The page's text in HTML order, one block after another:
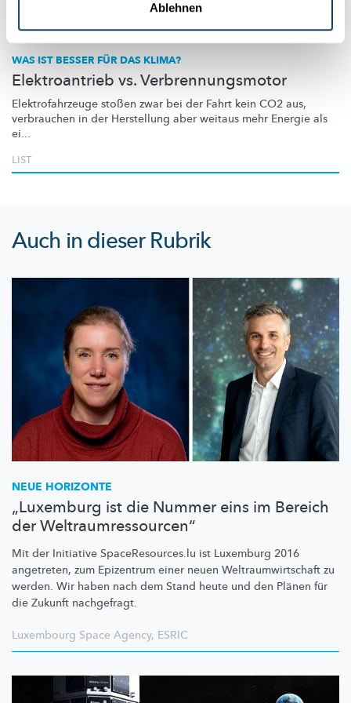
Ablehnen
WAS IST BESSER FÜR DAS KLIMA?
Elektroantrieb vs. Verbrennungsmotor
Elektrofahrzeuge stoßen zwar bei der Fahrt kein CO2 aus,
verbrauchen in der Herstellung aber weitaus mehr Energie als
ei...
LIST
Auch in dieser Rubrik
NEUE HORIZONTE
„Luxemburg ist die Nummer eins im Bereich
der Weltraumressourcen“
Mit der Initiative SpaceResources.lu ist Luxemburg 2016
angetreten, zum Epizentrum einer neuen Weltraumwirtschaft zu
werden. Wir haben nach dem Stand heute und den Plänen für
die Zukunft nachgefragt.
Luxembourg Space Agency, ESRIC